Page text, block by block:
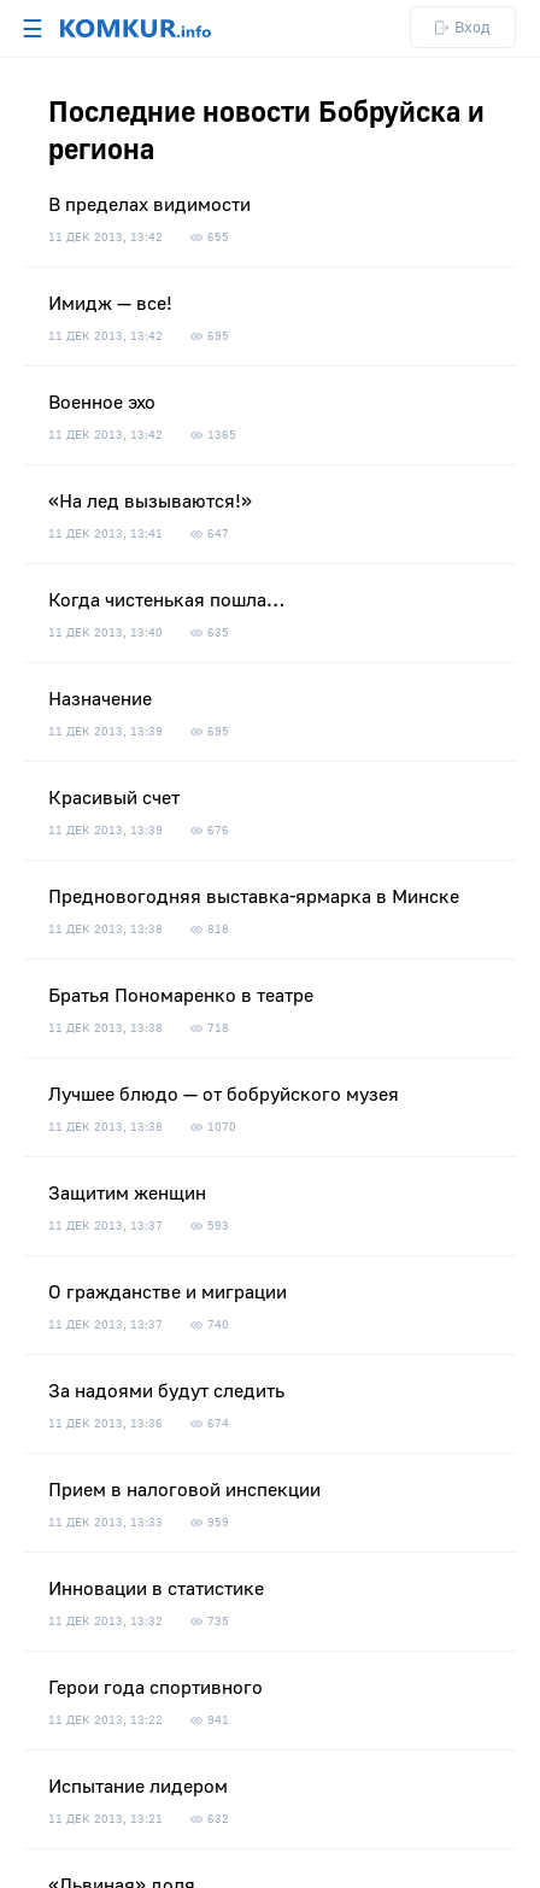
☰ Вход
Последние новости Бобруйска и
региона
В пределах видимости
11 ДЕК 2013, 13:42 655
Имидж — все!
11 ДЕК 2013, 13:42 695
Военное эхо
11 ДЕК 2013, 13:42 1365
«На лед вызываются!»
11 ДЕК 2013, 13:41 647
Когда чистенькая пошла…
11 ДЕК 2013, 13:40 635
Назначение
11 ДЕК 2013, 13:39 695
Красивый счет
11 ДЕК 2013, 13:39 676
Предновогодняя выставка-ярмарка в Минске
11 ДЕК 2013, 13:38 818
Братья Пономаренко в театре
11 ДЕК 2013, 13:38 718
Лучшее блюдо — от бобруйского музея
11 ДЕК 2013, 13:38 1070
Защитим женщин
11 ДЕК 2013, 13:37 593
О гражданстве и миграции
11 ДЕК 2013, 13:37 740
За надоями будут следить
11 ДЕК 2013, 13:36 674
Прием в налоговой инспекции
11 ДЕК 2013, 13:33 959
Инновации в статистике
11 ДЕК 2013, 13:32 735
Герои года спортивного
11 ДЕК 2013, 13:22 941
Испытание лидером
11 ДЕК 2013, 13:21 632